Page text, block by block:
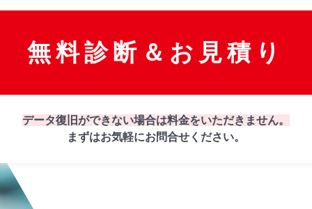
無料診断＆お見積り
データ復旧ができない場合は料金をいただきません。
まずはお気軽にお問合せください。